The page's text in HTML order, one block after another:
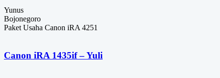
Yunus
Bojonegoro
Paket Usaha Canon iRA 4251
Canon iRA 1435if – Yuli